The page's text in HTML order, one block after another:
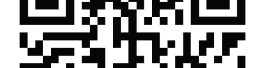
Chế biến sâu – Nâng cao giá trị nông sản